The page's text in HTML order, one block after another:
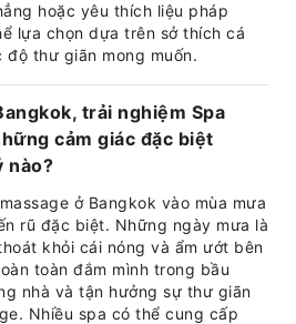
hoặc yêu thích liệu pháp
lựa chọn dựa trên sở thích cá
độ thư giãn mong muốn.
trải nghiệm Spa
cảm giác đặc biệt
nào?
ở Bangkok vào mùa mưa
rũ đặc biệt. Những ngày mưa là
khỏi cái nóng và ẩm ướt bên
toàn đắm mình trong bầu
nhà và tận hưởng sự thư giãn
Nhiều spa có thể cung cấp